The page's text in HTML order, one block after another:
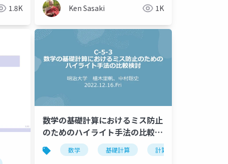
1.8K Ken Sasaki 1K
データサイエンス
数学の基礎計算におけるミス防止
のためのハイライト手法の比較検
討
数学 基礎計算 計算ミス